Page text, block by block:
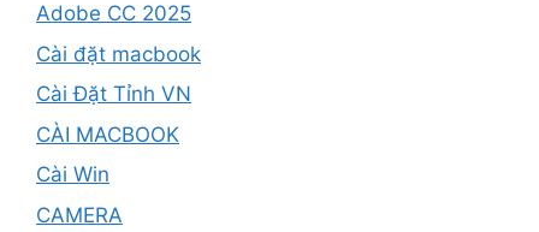
Adobe CC 2025
Cài đặt macbook
Cài Đặt Tỉnh VN
CÀI MACBOOK
Cài Win
CAMERA